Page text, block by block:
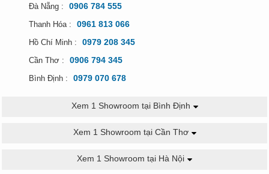
Đối tượng sử dụng bếp chiên
nhúng nhỏ
Đà Nẵng : 0906 784 555
Thanh Hóa : 0961 813 066
Hồ Chí Minh : 0979 208 345
Cần Thơ : 0906 794 345
Bình Định : 0979 070 678
Xem 1 Showroom tại Bình Định
Xem 1 Showroom tại Cần Thơ
Xem 1 Showroom tại Hà Nội